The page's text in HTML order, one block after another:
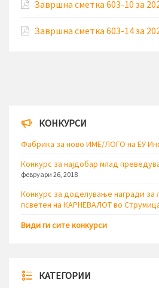
Завршна сметка 603-10 за
Завршна сметка 603-14 за
КОНКУРСИ
Фабрика за ново ИМЕ/ЛОГО на ЕУ
Конкурс за најдобар млад
февруари 26, 2018
Конкурс за доделување награди за
псветен на КАРНЕВАЛОТ во
Види ги сите конкурси
КАТЕГОРИИ